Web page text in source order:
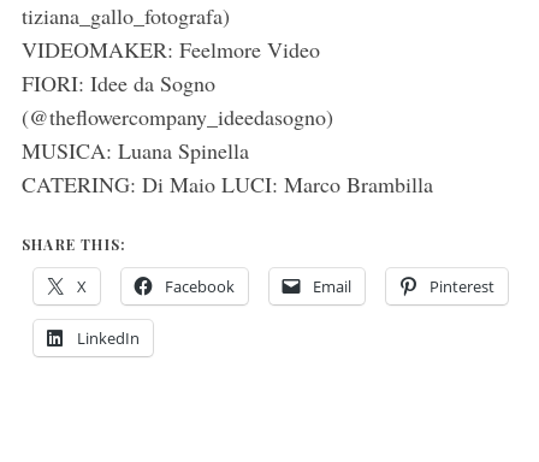
tiziana_gallo_fotografa)
VIDEOMAKER: Feelmore Video
FIORI: Idee da Sogno
(@theflowercompany_ideedasogno)
MUSICA: Luana Spinella
CATERING: Di Maio LUCI: Marco Brambilla
SHARE THIS:
X Facebook Email Pinterest
LinkedIn